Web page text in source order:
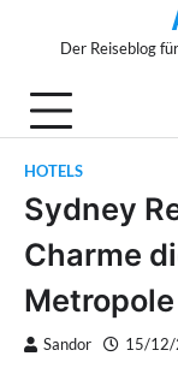
Der Reiseblog
HOTELS
Sydney
Charme
Metropole
Sandor 15/